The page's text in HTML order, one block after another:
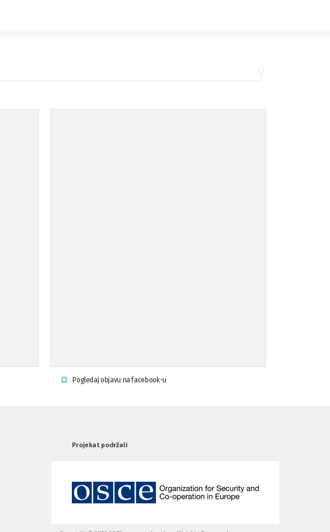
Pogledaj objavu na facebook-u
Projekat podržali